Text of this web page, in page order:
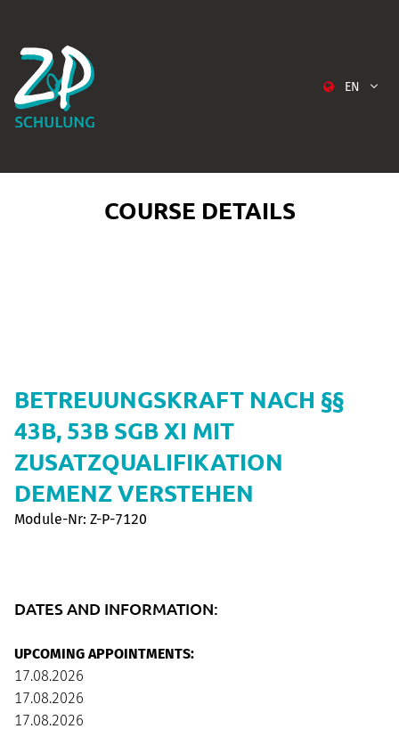
EN
COURSE DETAILS
BETREUUNGSKRAFT NACH §§
43B, 53B SGB XI MIT
ZUSATZQUALIFIKATION
DEMENZ VERSTEHEN
Module-Nr: Z-P-7120
DATES AND INFORMATION:
UPCOMING APPOINTMENTS:
17.08.2026
17.08.2026
17.08.2026